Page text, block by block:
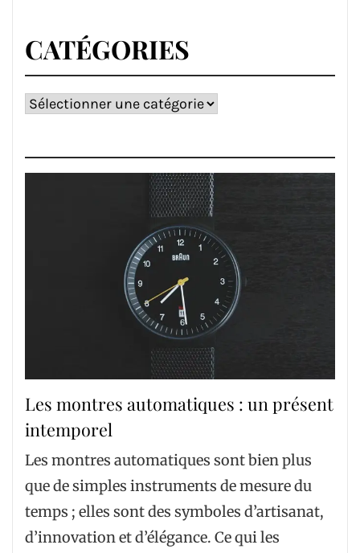
CATÉGORIES
Catégories
Les montres automatiques : un présent
intemporel
Les montres automatiques sont bien plus
que de simples instruments de mesure du
temps ; elles sont des symboles d’artisanat,
d’innovation et d’élégance. Ce qui les